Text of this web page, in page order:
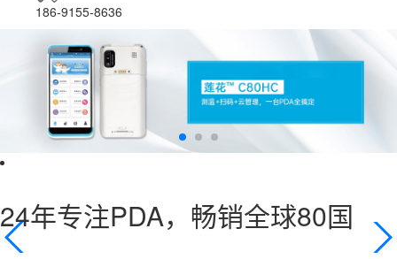
186-9155-8636
24年专注PDA，畅销全球80国